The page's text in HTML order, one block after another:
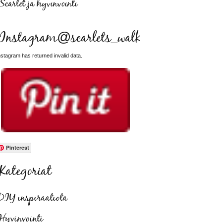
Scarlet ja hyvinvointi
Instagram@scarlets_walk
has returned invalid data.
Pinterest
Kategoriat
inspiraatiota